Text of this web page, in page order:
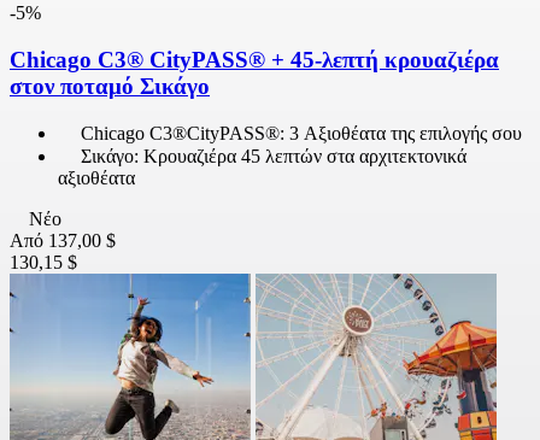
-5%
Chicago C3® CityPASS® + 45-λεπτή κρουαζιέρα
στον ποταμό Σικάγο
Chicago C3®CityPASS®: 3 Αξιοθέατα της επιλογής σου
Σικάγο: Κρουαζιέρα 45 λεπτών στα αρχιτεκτονικά
αξιοθέατα
Νέο
Από 137,00 $
130,15 $